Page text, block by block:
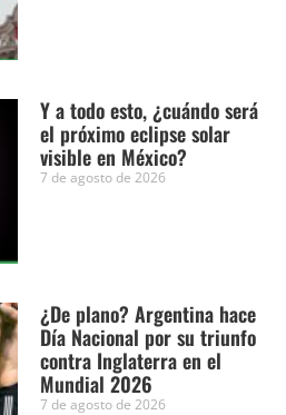
Y a todo esto, ¿cuándo será
el próximo eclipse solar
visible en México?
7 de agosto de 2026
¿De plano? Argentina hace
Día Nacional por su triunfo
contra Inglaterra en el
Mundial 2026
7 de agosto de 2026